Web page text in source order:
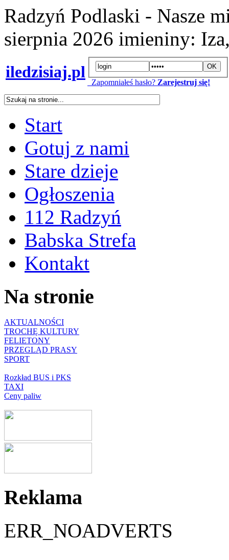
Radzyń Podlaski - Nasze
sierpnia 2026 imieniny:
iledzisiaj.pl
Zapomniałeś hasło? Zarejestruj się!
Start
Gotuj z nami
Stare dzieje
Ogłoszenia
112 Radzyń
Babska Strefa
Kontakt
Na stronie
AKTUALNOŚCI
TROCHĘ KULTURY
FELIETONY
PRZEGLĄD PRASY
SPORT
Rozkład BUS i PKS
TAXI
Ceny paliw
Reklama
ERR_NOADVERTS